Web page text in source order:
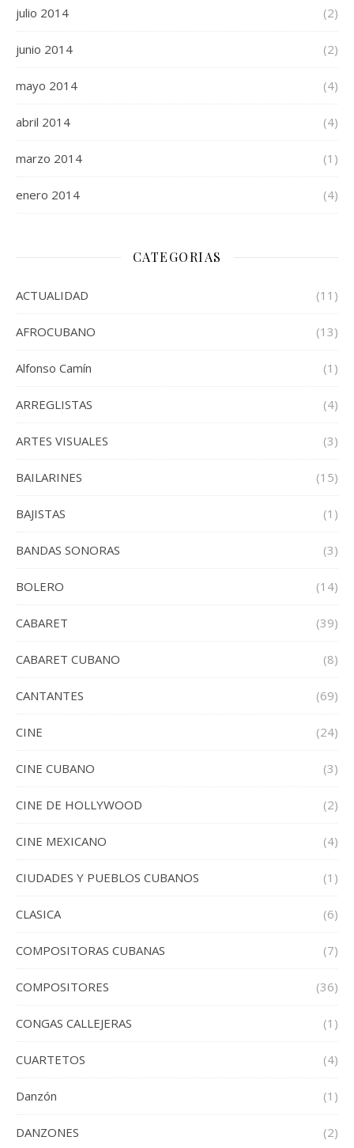
julio 2014 (2)
junio 2014 (2)
mayo 2014 (4)
abril 2014 (4)
marzo 2014 (1)
enero 2014 (4)
CATEGORIAS
ACTUALIDAD (11)
AFROCUBANO (13)
Alfonso Camín (1)
ARREGLISTAS (4)
ARTES VISUALES (3)
BAILARINES (15)
BAJISTAS (1)
BANDAS SONORAS (3)
BOLERO (14)
CABARET (39)
CABARET CUBANO (8)
CANTANTES (69)
CINE (24)
CINE CUBANO (3)
CINE DE HOLLYWOOD (2)
CINE MEXICANO (4)
CIUDADES Y PUEBLOS CUBANOS (1)
CLASICA (6)
COMPOSITORAS CUBANAS (7)
COMPOSITORES (36)
CONGAS CALLEJERAS (1)
CUARTETOS (4)
Danzón (1)
DANZONES (2)